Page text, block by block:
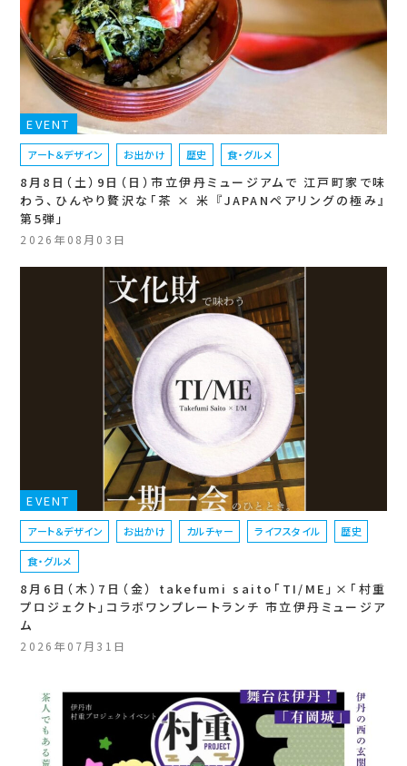
EVENT
アート＆デザイン お出かけ 歴史 食・グルメ
8月8日（土）9日（日）市立伊丹ミュージアムで 江戸町家で味
わう、ひんやり贅沢な「茶 × 米 『JAPANペアリングの極み』
第5弾」
2026年08月03日
EVENT
アート＆デザイン お出かけ カルチャー ライフスタイル 歴史
食・グルメ
8月6日（木）7日（金） takefumi saito「TI/ME」×「村重
プロジェクト」コラボワンプレートランチ 市立伊丹ミュージア
ム
2026年07月31日